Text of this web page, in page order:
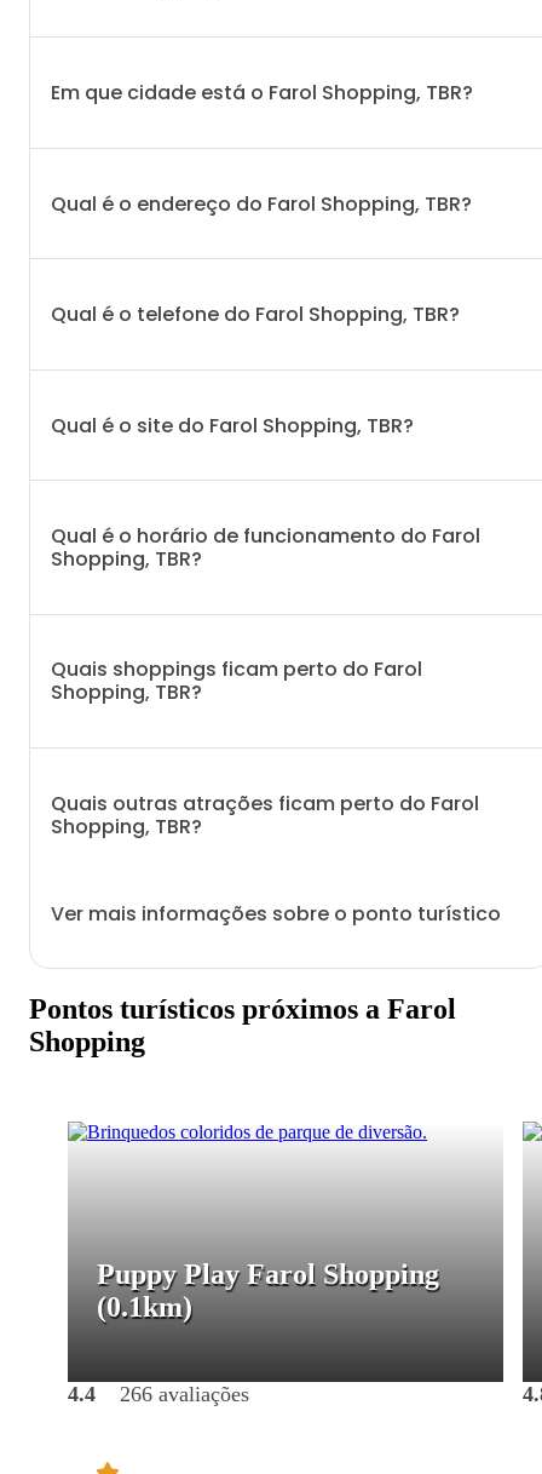
Em que cidade está o Farol Shopping, TBR?
Qual é o endereço do Farol Shopping, TBR?
Qual é o telefone do Farol Shopping, TBR?
Qual é o site do Farol Shopping, TBR?
Qual é o horário de funcionamento do Farol
Shopping, TBR?
Quais shoppings ficam perto do Farol
Shopping, TBR?
Quais outras atrações ficam perto do Farol
Shopping, TBR?
Ver mais informações sobre o ponto turístico
Pontos turísticos próximos a Farol
Shopping
Puppy Play Farol Shopping
(0.1km)
4.4 266 avaliações